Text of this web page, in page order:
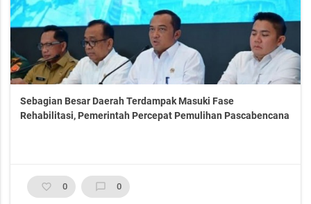
Sebagian Besar Daerah Terdampak Masuki Fase
Rehabilitasi, Pemerintah Percepat Pemulihan Pascabencana
favorite_border 0 chat_bubble_outline 0